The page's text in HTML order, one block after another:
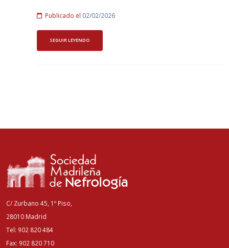
Publicado el 02/02/2026
SEGUIR LEYENDO
C/ Zurbano 45, 1º Piso,
28010 Madrid
Tel: 902 820 484
Fax: 902 820 710